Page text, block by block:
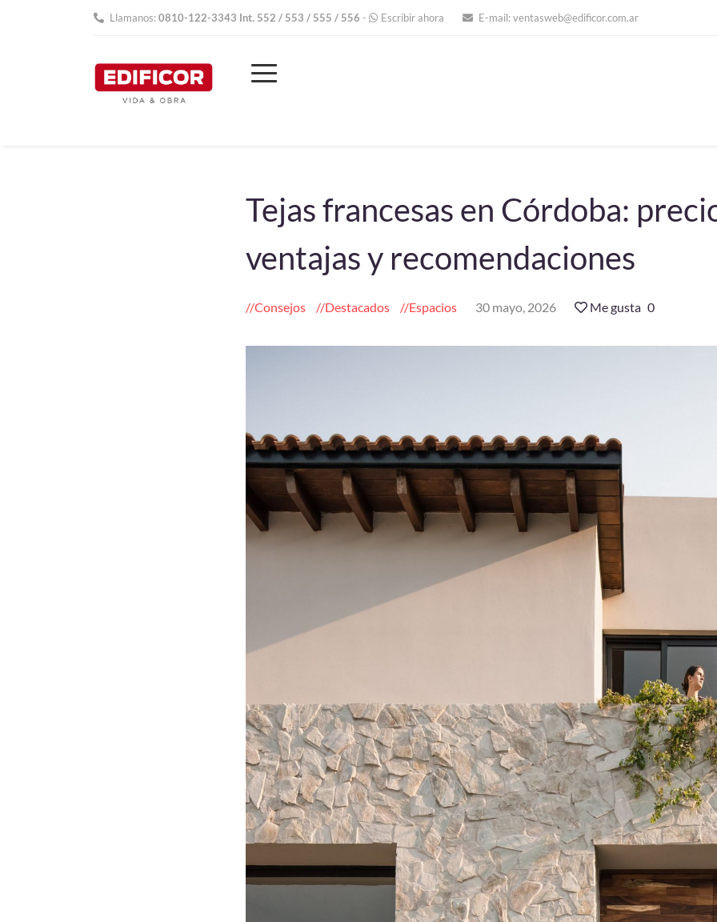
Llamanos:0810-122-3343 Int. 552 / 553 / 555 / 556 - Escribir ahora E-mail:ventasweb@edificor.com.ar
Tejas francesas en Córdoba:
ventajas y recomendaciones
Consejos Destacados Espacios 30 mayo, 2026 Me gusta 0